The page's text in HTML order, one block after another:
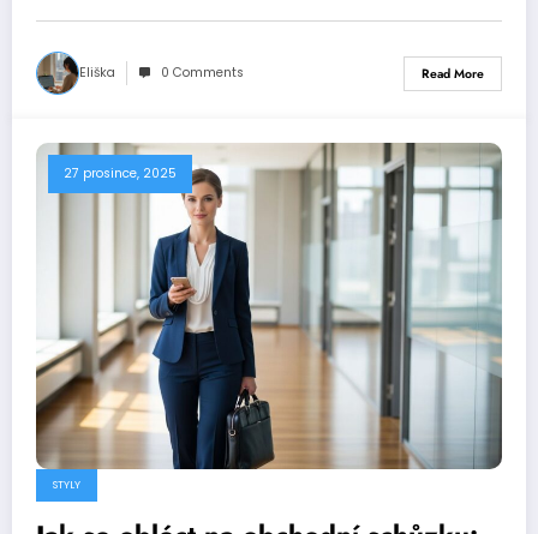
Eliška 0 Comments Read More
27 prosince, 2025
STYLY